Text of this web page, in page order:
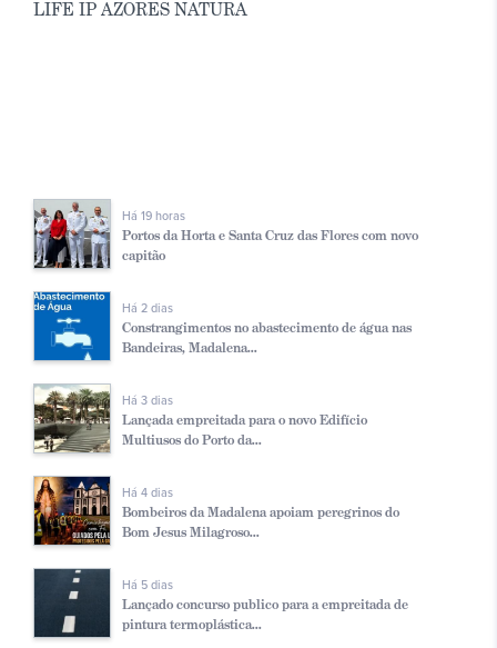
LIFE IP AZORES NATURA
Há 19 horas
Portos da Horta e Santa Cruz das Flores com novo
capitão
Há 2 dias
Constrangimentos no abastecimento de água nas
Bandeiras, Madalena...
Há 3 dias
Lançada empreitada para o novo Edifício
Multiusos do Porto da...
Há 4 dias
Bombeiros da Madalena apoiam peregrinos do
Bom Jesus Milagroso...
Há 5 dias
Lançado concurso publico para a empreitada de
pintura termoplástica...